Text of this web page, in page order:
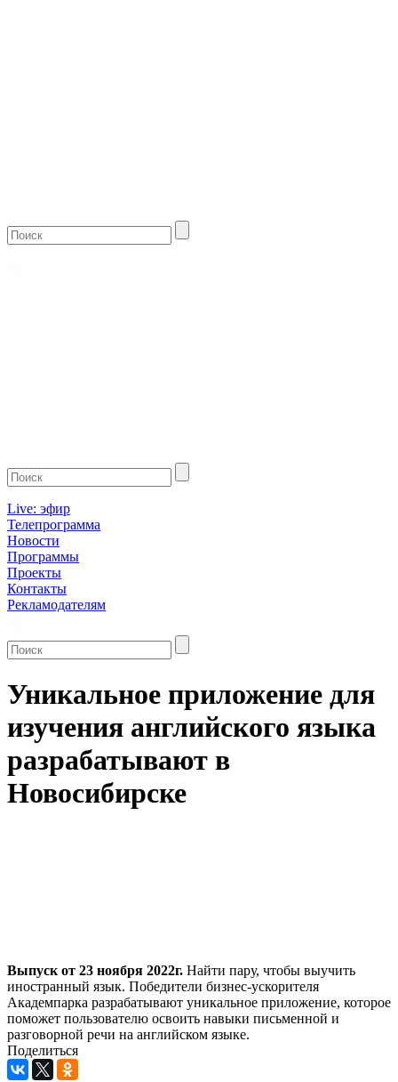
Live: эфир
Телепрограмма
Новости
Программы
Проекты
Контакты
Рекламодателям
Уникальное приложение для
изучения английского языка
разрабатывают в
Новосибирске
Выпуск от 23 ноября 2022г. Найти пару, чтобы выучить
иностранный язык. Победители бизнес-ускорителя
Академпарка разрабатывают уникальное приложение, которое
поможет пользователю освоить навыки письменной и
разговорной речи на английском языке.
Поделиться